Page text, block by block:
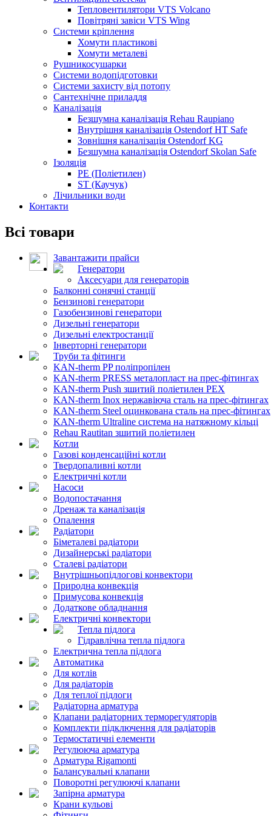
Тепловентилятори VTS Volcano
Повітряні завіси VTS Wing
Системи кріплення
Хомути пластикові
Хомути металеві
Рушникосушарки
Системи водопідготовки
Системи захисту від потопу
Сантехнічне приладдя
Каналізація
Безшумна каналізація Rehau Raupiano
Внутрішня каналізація Ostendorf HT Safe
Зовнішня каналізація Ostendorf KG
Безшумна каналізація Ostendorf Skolan Safe
Ізоляція
PE (Поліетилен)
ST (Каучук)
Лічильники води
Контакти
Всі товари
Завантажити прайси
Генератори
Аксесуари для генераторів
Балконні сонячні станції
Бензинові генератори
Газобензинові генератори
Дизельні генератори
Дизельні електростанції
Інверторні генератори
Труби та фітинги
KAN-therm PP поліпропілен
KAN-therm PRESS металопласт на прес-фітингах
KAN-therm Push зшитий поліетилен PEX
KAN-therm Inox нержавіюча сталь на прес-фітингах
KAN-therm Steel оцинкована сталь на прес-фітингах
KAN-therm Ultraline система на натяжному кільці
Rehau Rautitan зшитий поліетилен
Котли
Газові конденсаційні котли
Твердопаливні котли
Електричні котли
Насоси
Водопостачання
Дренаж та каналізація
Опалення
Радіатори
Біметалеві радіатори
Дизайнерські радіатори
Сталеві радіатори
Внутрішньопідлогові конвектори
Природна конвекція
Примусова конвекція
Додаткове обладнання
Електричні конвектори
Тепла підлога
Гідравлічна тепла підлога
Електрична тепла підлога
Автоматика
Для котлів
Для радіаторів
Для теплої підлоги
Радіаторна арматура
Клапани радіаторних терморегуляторів
Комплекти підключення для радіаторів
Термостатичні елементи
Регулююча арматура
Арматура Rigamonti
Балансувальні клапани
Поворотні регулюючі клапани
Запірна арматура
Крани кульові